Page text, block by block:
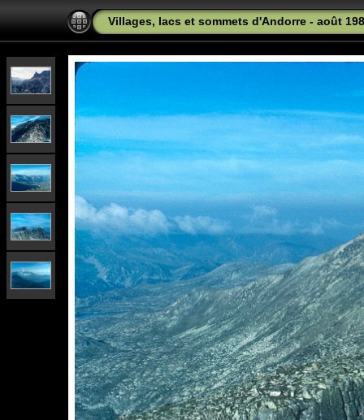
Villages, lacs et sommets d'Andorre - août